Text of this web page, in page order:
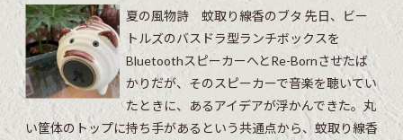
夏の風物詩 蚊取り線香のブタ 先日、ビー
トルズのバスドラ型ランチボックスを
BluetoothスピーカーへとRe-Bornさせたば
かりだが、そのスピーカーで音楽を聴いてい
たときに、あるアイデアが浮かんできた。丸
い筐体のトップに持ち手があるという共通点から、蚊取り線香